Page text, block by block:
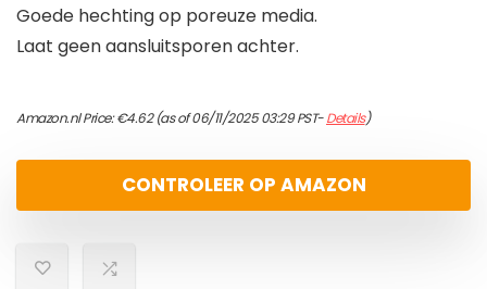
Goede hechting op poreuze media.
Laat geen aansluitsporen achter.
Amazon.nl Price:€4.62(as of 06/11/2025 03:29 PST-Details)
CONTROLEER OP AMAZON